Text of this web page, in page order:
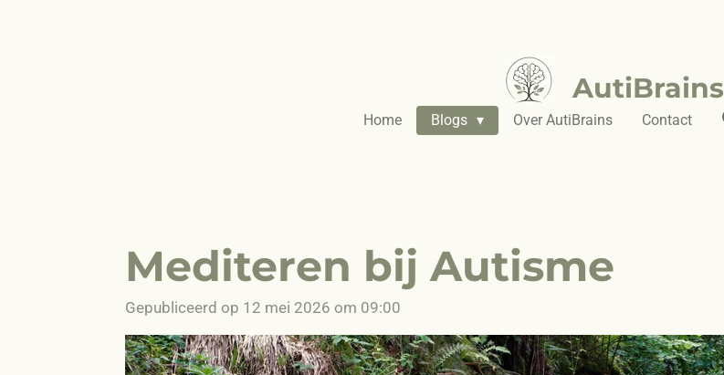
AutiBrains
Home Blogs Over AutiBrains Contact
Mediteren bij Autisme
Gepubliceerd op 12 mei 2026 om 09:00